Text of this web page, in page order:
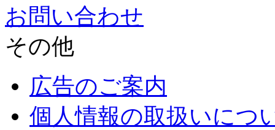
お問い合わせ
その他
広告のご案内
個人情報の取扱いにつ